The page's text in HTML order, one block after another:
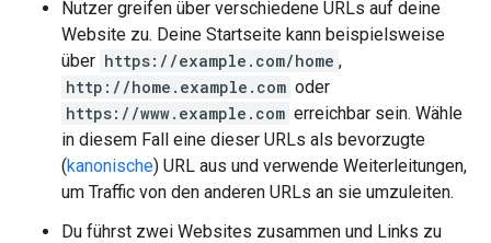
Nutzer greifen über verschiedene URLs auf deine
Website zu. Deine Startseite kann beispielsweise
über https://example.com/home ,
http://home.example.com oder
https://www.example.com erreichbar sein. Wähle
in diesem Fall eine dieser URLs als bevorzugte
(kanonische) URL aus und verwende Weiterleitungen,
um Traffic von den anderen URLs an sie umzuleiten.
Du führst zwei Websites zusammen und Links zu